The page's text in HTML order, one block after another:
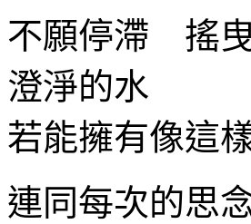
不願停滯 搖
澄淨的水
若能擁有像這
連同每次的思